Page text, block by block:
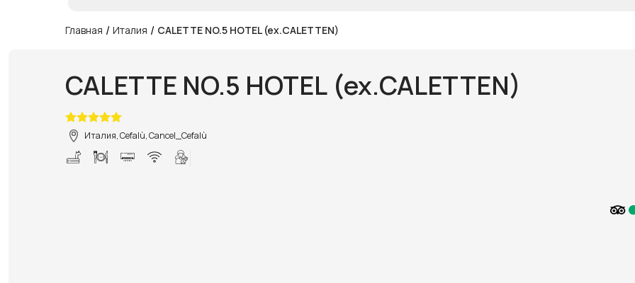
Главная / Италия / CALETTE NO.5 HOTEL (ex.CALETTEN)
CALETTE NO.5 HOTEL (ex.CALETTEN)
Италия, Cefalù, Cancel_Cefalù